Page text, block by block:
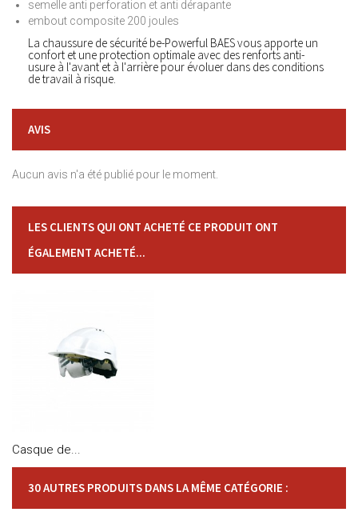
semelle anti perforation et anti dérapante
embout composite 200 joules
La chaussure de sécurité be-Powerful BAES vous apporte un
confort et une protection optimale avec des renforts anti-
usure à l'avant et à l'arrière pour évoluer dans des conditions
de travail à risque.
AVIS
Aucun avis n'a été publié pour le moment.
LES CLIENTS QUI ONT ACHETÉ CE PRODUIT ONT
ÉGALEMENT ACHETÉ...
Casque de...
30 AUTRES PRODUITS DANS LA MÊME CATÉGORIE :